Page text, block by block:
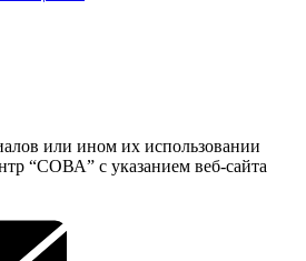
или ином их использовании
“СОВА” с указанием веб-сайта